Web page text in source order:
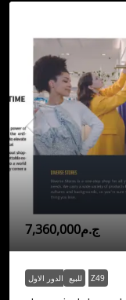
ج.م7,360,000
للبيع الدور الاول Z49